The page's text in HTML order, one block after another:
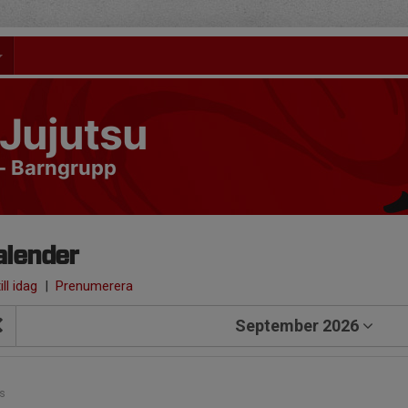
Barngrupp
idag | Prenumerera
September 2026